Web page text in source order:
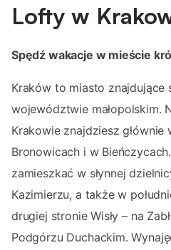
Lofty w
Spędź wakacje w mieście
Kraków to miasto znajdujące
województwie małopolskim.
Krakowie znajdziesz głównie
Bronowicach i w
zamieszkać w słynnej
Kazimierzu, a także w
drugiej stronie Wisły – na
Podgórzu Duchackim.